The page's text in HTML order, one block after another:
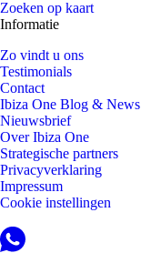
Zoeken op kaart
Informatie
Zo vindt u ons
Testimonials
Contact
Ibiza One Blog & News
Nieuwsbrief
Over Ibiza One
Strategische partners
Privacyverklaring
Impressum
Cookie instellingen